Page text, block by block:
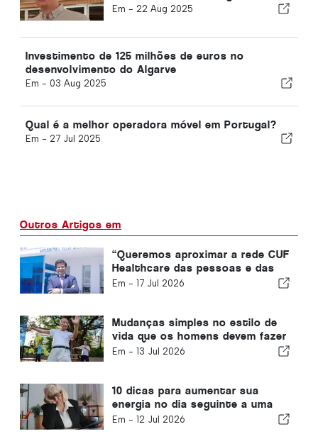
Em - 22 Aug 2025
Investimento de 125 milhões de euros no
desenvolvimento do Algarve
Em - 03 Aug 2025
Qual é a melhor operadora móvel em Portugal?
Em - 27 Jul 2025
Outros Artigos em
“Queremos aproximar a rede CUF
Healthcare das pessoas e das
comunidades que servimos”
Em - 17 Jul 2026
Mudanças simples no estilo de
vida que os homens devem fazer
a cada década, de acordo com
Em - 13 Jul 2026
10 dicas para aumentar sua
energia no dia seguinte a uma
noite de sono ruim
Em - 12 Jul 2026